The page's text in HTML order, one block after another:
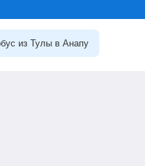
из Тулы в Анапу